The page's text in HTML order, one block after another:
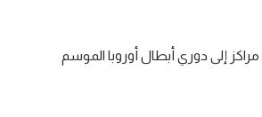
ويتأهل أصحاب أول 4 مراكز إلى دوري أبطال أوروبا الموسم